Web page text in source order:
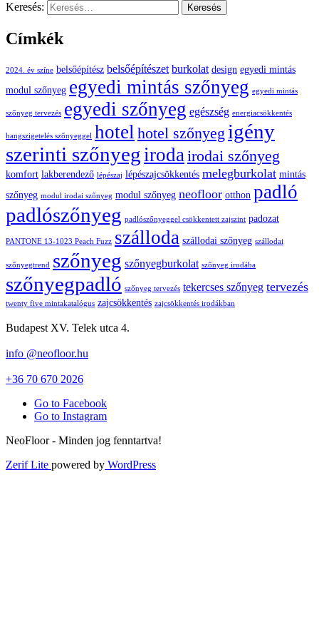
Keresés:
Címkék
2024. év színe belsőépítész belsőépítészet burkolat design egyedi mintás
modul szőnyeg egyedi mintás szőnyeg egyedi mintás
szőnyeg tervezés egyedi szőnyeg egészség energiacsökkentés
hangszigetelés szőnyeggel hotel hotel szőnyeg igény
szerinti szőnyegirodairodai szőnyeg
komfort lakberendező lépészaj lépészajcsökkentés melegburkolat mintás
szőnyeg modul irodai szőnyeg modul szőnyeg neofloor otthon padló
padlószőnyeg padlószőnyeggel csökkentett zajszint padozat
PANTONE 13-1023 Peach Fuzz szálloda szállodai szőnyeg szállodai
szőnyegtrend szőnyeg szőnyegburkolat szőnyeg irodába
szőnyegpadló szőnyeg tervezés tekercses szőnyeg tervezés
twenty five mintakatalógus zajcsökkentés zajcsökkentés irodákban
Budapest XV. Telek utca 4.
info @neofloor.hu
+36 70 670 2026
Go to Facebook
Go to Instagram
NeoFloor - Minden jog fenntartva!
Zerif Lite powered by WordPress